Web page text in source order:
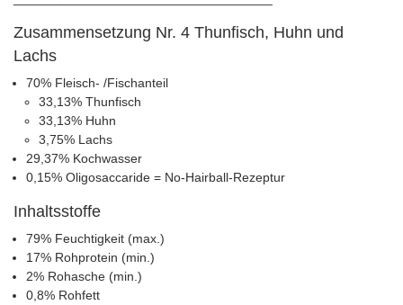
Zusammensetzung Nr. 4 Thunfisch, Huhn und
Lachs
70% Fleisch- /Fischanteil
33,13% Thunfisch
33,13% Huhn
3,75% Lachs
29,37% Kochwasser
0,15% Oligosaccaride = No-Hairball-Rezeptur
Inhaltsstoffe
79% Feuchtigkeit (max.)
17% Rohprotein (min.)
2% Rohasche (min.)
0,8% Rohfett